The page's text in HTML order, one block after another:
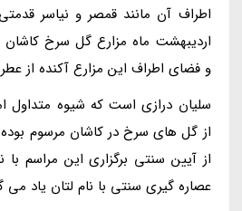
اطراف آن مانند قمصر و نیاسر
اردیبهشت ماه مزارع گل سرخ
و فضای اطراف این مزارع آکنده از
سلیان درازی است که شیوه متداول
از گل های سرخ در کاشان مرسوم
از آیین سنتی برگزاری این مراسم با
عصاره گیری سنتی با نام لتان یاد می